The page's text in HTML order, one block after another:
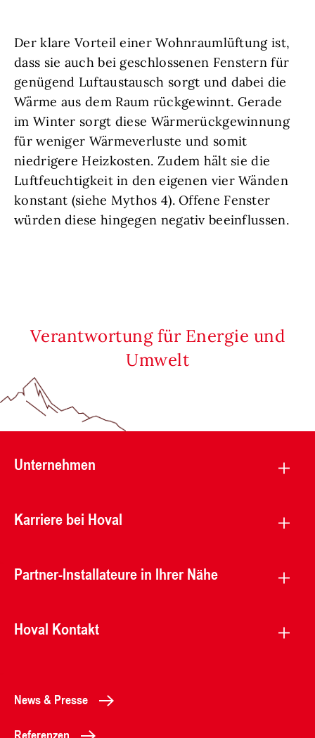
Der klare Vorteil einer Wohnraumlüftung ist,
dass sie auch bei geschlossenen Fenstern für
genügend Luftaustausch sorgt und dabei die
Wärme aus dem Raum rückgewinnt. Gerade
im Winter sorgt diese Wärmerückgewinnung
für weniger Wärmeverluste und somit
niedrigere Heizkosten. Zudem hält sie die
Luftfeuchtigkeit in den eigenen vier Wänden
konstant (siehe Mythos 4). Offene Fenster
würden diese hingegen negativ beeinflussen.
Verantwortung für Energie und
Umwelt
Unternehmen
Karriere bei Hoval
Partner-Installateure in Ihrer Nähe
Hoval Kontakt
News & Presse